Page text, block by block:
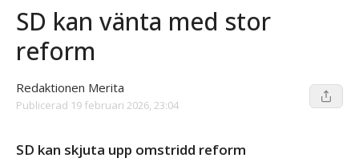
SD kan vänta med stor
reform
Redaktionen Merita
Publicerad 19 februari 2026, 23:04
SD kan skjuta upp omstridd reform